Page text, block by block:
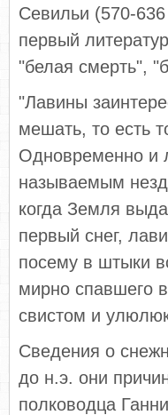
Севильи (570-
первый
"белая смерть",
"Лавины
мешать, то есть
Одновременно и
называемым
когда Земля
первый снег,
посему в штыки
мирно спавшего
свистом и
Сведения о
до н.э. они
полководца